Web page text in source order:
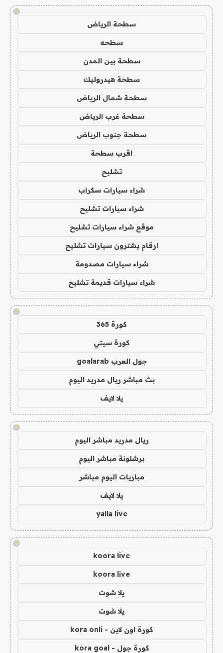
!
سطحة الرياض
سطحه
سطحة بين المدن
سطحة هيدروليك
سطحة شمال الرياض
سطحة غرب الرياض
سطحة جنوب الرياض
اقرب سطحة
تشليح
شراء سيارات سكراب
شراء سيارات تشليح
موقع شراء سيارات تشليح
ارقام يشترون سيارات تشليح
شراء سيارات مصدومة
شراء سيارات قديمة تشليح
!
كورة 365
كورة سيتي
جول العرب goalarab
بث مباشر ريال مدريد اليوم
يلا لايف
!
ريال مدريد مباشر اليوم
برشلونة مباشر اليوم
مباريات اليوم مباشر
يلا لايف
yalla live
!
koora live
koora live
يلا شوت
يلا شوت
كورة اون لاين - kora onli
كورة جول - kora goal